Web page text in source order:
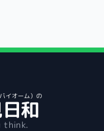
イオーム）の
和
think.